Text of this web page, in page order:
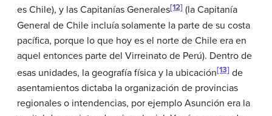
es Chile), y las Capitanías Generales[12] (la Capitanía
General de Chile incluía solamente la parte de su costa
pacífica, porque lo que hoy es el norte de Chile era en
aquel entonces parte del Virreinato de Perú). Dentro de
esas unidades, la geografía física y la ubicación[13] de
asentamientos dictaba la organización de provincias
regionales o intendencias, por ejemplo Asunción era la